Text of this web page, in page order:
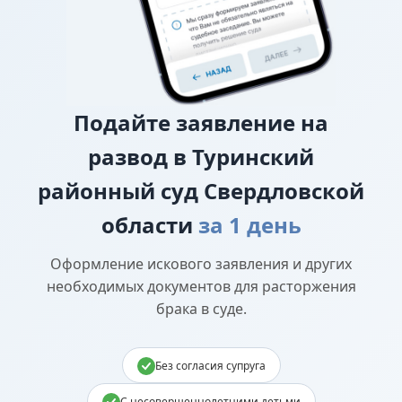
Подайте заявление на
развод в Туринский
районный суд Свердловской
области за 1 день
Оформление искового заявления и других
необходимых документов для расторжения
брака в суде.
Без согласия супруга